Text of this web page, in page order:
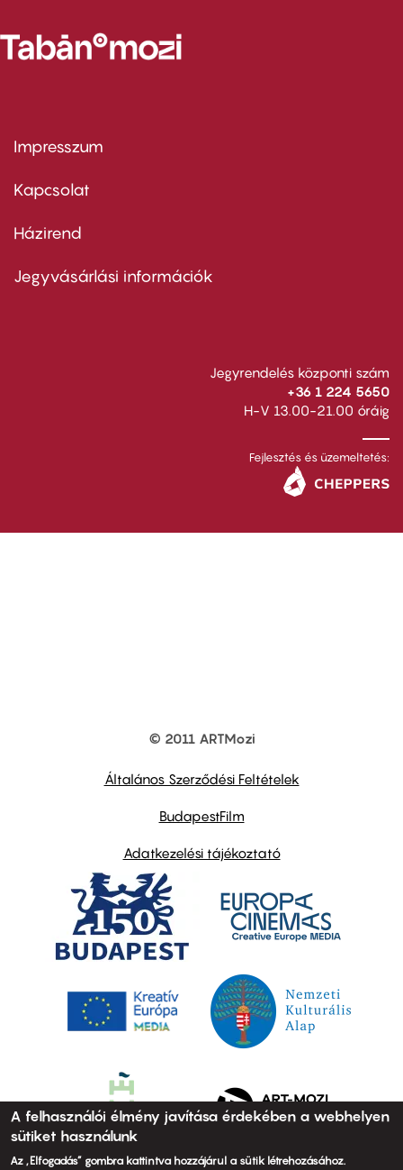
Footer
first
Impresszum
Kapcsolat
Footer
second
Házirend
Jegyvásárlási információk
Jegyrendelés központi szám
+36 1 224 5650
H-V 13.00-21.00 óráig
Fejlesztés és üzemeltetés:
© 2011 ARTMozi
Általános Szerződési Feltételek
BudapestFilm
Adatkezelési tájékoztató
A felhasználói élmény javítása érdekében a webhelyen
sütiket használunk
Az „Elfogadás” gombra kattintva hozzájárul a sütik létrehozásához.